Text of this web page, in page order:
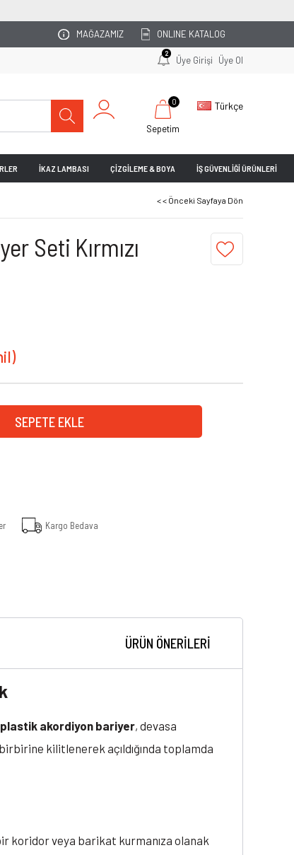
MAĞAZAMIZ ONLINE KATALOG
2
Üye Girişi Üye Ol
Türkçe
Sepetim
0
İKAZ LAMBASI ÇİZGİLEME & BOYA İŞ GÜVENLİĞİ ÜRÜNLERİ
< < Önceki Sayfaya Dön
Seti Kırmızı
Kargo Bedava
ÜRÜN ÖNERILERI
plastik akordiyon bariyer, devasa
kilitlenerek açıldığında toplamda
koridor veya barikat kurmanıza olanak